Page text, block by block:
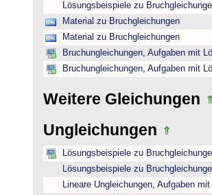
Lösungsbeispiele zu
Material zu Bruchgleichungen
Material zu Bruchgleichungen
Bruchungleichungen, Aufgaben mit
Bruchungleichungen, Aufgaben mit
Weitere Gleichungen
Ungleichungen
Lösungsbeispiele zu
Lösungsbeispiele zu
Lineare Ungleichungen, Aufgaben